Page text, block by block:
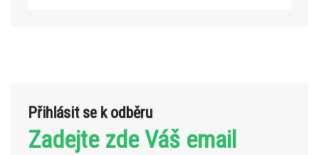
Přihlásit se k odběru
Zadejte zde Váš email